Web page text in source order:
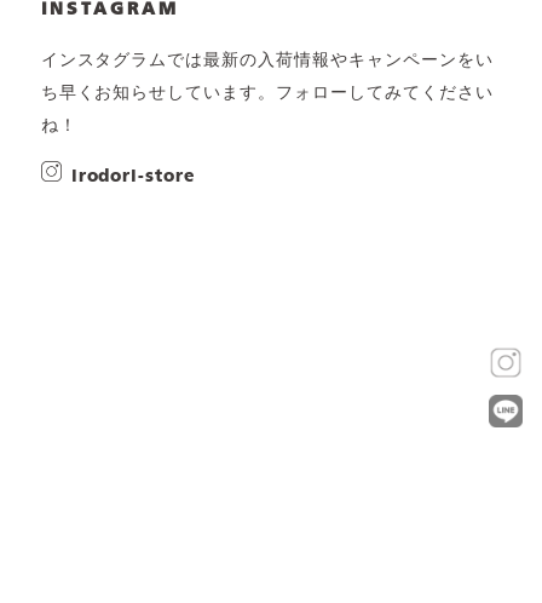
INSTAGRAM
インスタグラムでは最新の入荷情報やキャンペーンをい
ち早くお知らせしています。フォローしてみてください
ね！
irodori-store